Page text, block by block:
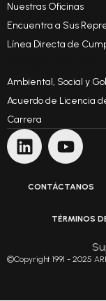
Nuestras Oficinas
Encuentra a Sus
Línea Directa de
Ambiental, Social y
Acuerdo de Licencia
Carrera
CONTÁCTANOS
TÉRMINOS
©Copyright 1991 - 2025